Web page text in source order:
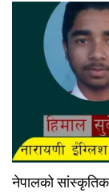
नेपालको सांस्कृतिक